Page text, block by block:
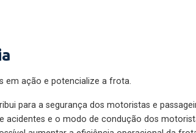
em ação e potencialize a frota.
para a segurança dos motoristas e
acidentes e o modo de condução dos
aumentar a eficiência operacional da